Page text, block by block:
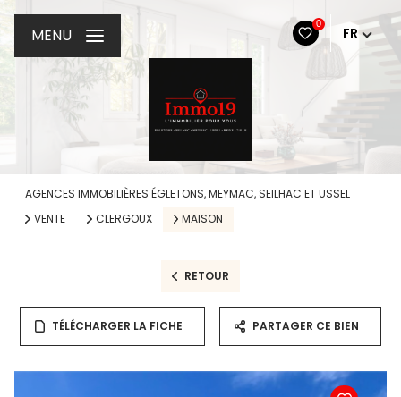
0
FR
MENU
AGENCES IMMOBILIÈRES ÉGLETONS, MEYMAC, SEILHAC ET USSEL
VENTE
CLERGOUX MAISON
RETOUR
TÉLÉCHARGER LA FICHE PARTAGER CE BIEN